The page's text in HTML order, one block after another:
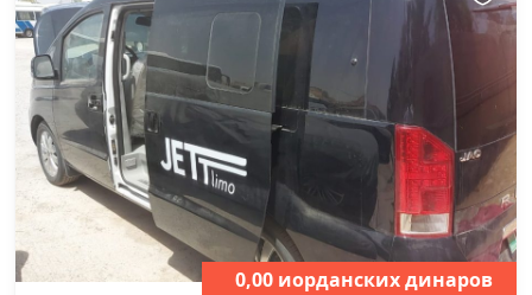
0,00 иорданских динаров